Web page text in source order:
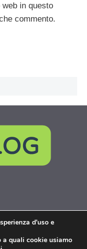
in questo
commento.
IsayBlog!d'uso e
quali cookie usiamo